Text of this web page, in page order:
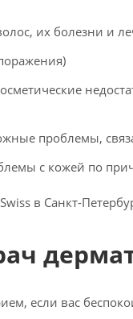
их болезни и
проблемы,
с кожей по
в Санкт-
если вас